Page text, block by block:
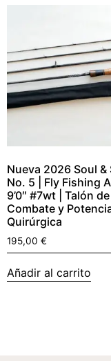
Nueva 2026 Soul &
No. 5 | Fly Fishing
9’0″ #7wt | Talón de
Combate y
Quirúrgica
195,00 €
Añadir al carrito